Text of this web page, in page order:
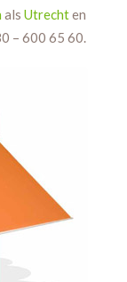
als Utrechten
– 600 65 60.